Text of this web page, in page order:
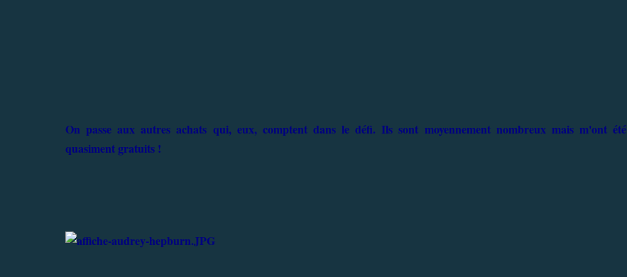
On passe aux autres achats qui, eux, comptent dans le défi. Ils sont moyennement nombreux mais m'ont été
quasiment gratuits !